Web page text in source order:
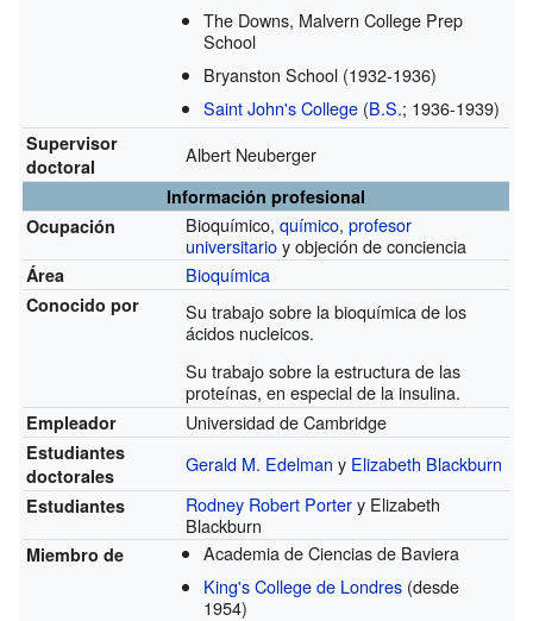
The Downs, Malvern College Prep
School
Bryanston School (1932-1936)
Saint John's College (B.S.; 1936-1939)
Supervisor
doctoral
Albert Neuberger
Información profesional
Ocupación
Bioquímico,químico,profesor
universitarioy objeción de conciencia
Área Bioquímica
Conocido por
Su trabajo sobre la bioquímica de los
ácidos nucleicos.
Su trabajo sobre la estructura de las
proteínas, en especial de la insulina.
Empleador Universidad de Cambridge
Estudiantes
doctorales
Gerald M. Edelman y Elizabeth Blackburn
Estudiantes Rodney Robert Portery Elizabeth
Blackburn
Miembro de
Academia de Ciencias de Baviera
King's College de Londres (desde
1954)